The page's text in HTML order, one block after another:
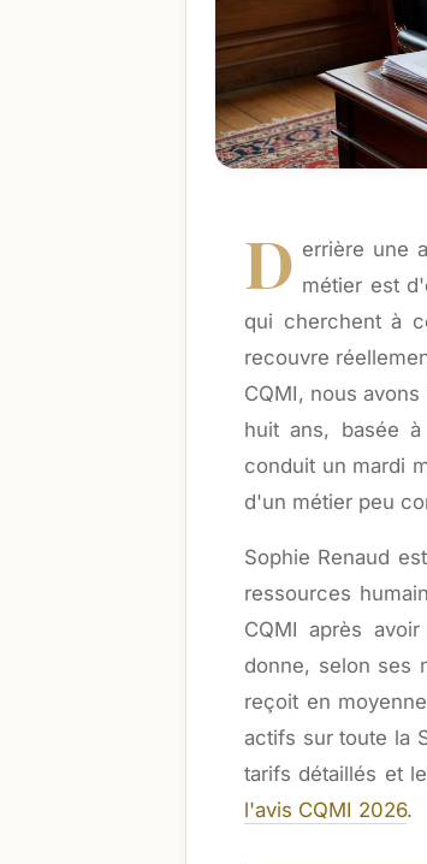
D errière une
métier est
qui cherchent à
recouvre
CQMI, nous
huit ans, basée
conduit un mardi
d'un métier peu
Sophie Renaud
ressources
CQMI après
donne, selon ses
reçoit en
actifs sur toute la
tarifs détaillés et
l'avis CQMI 2026.